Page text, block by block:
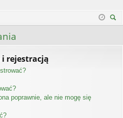
rejestracją
poprawnie, ale nie mogę się